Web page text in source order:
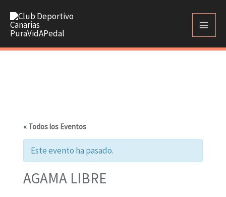
contenido
« Todos los Eventos
Este evento ha pasado.
AGAMA LIBRE